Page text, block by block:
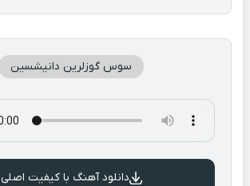
سوس گوزلرین دانیشسین
دانلود آهنگ با کیفیت اصلی